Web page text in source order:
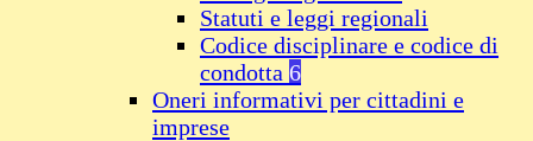
Statuti e leggi regionali
Codice disciplinare e codice di
condotta 6
Oneri informativi per cittadini e
imprese